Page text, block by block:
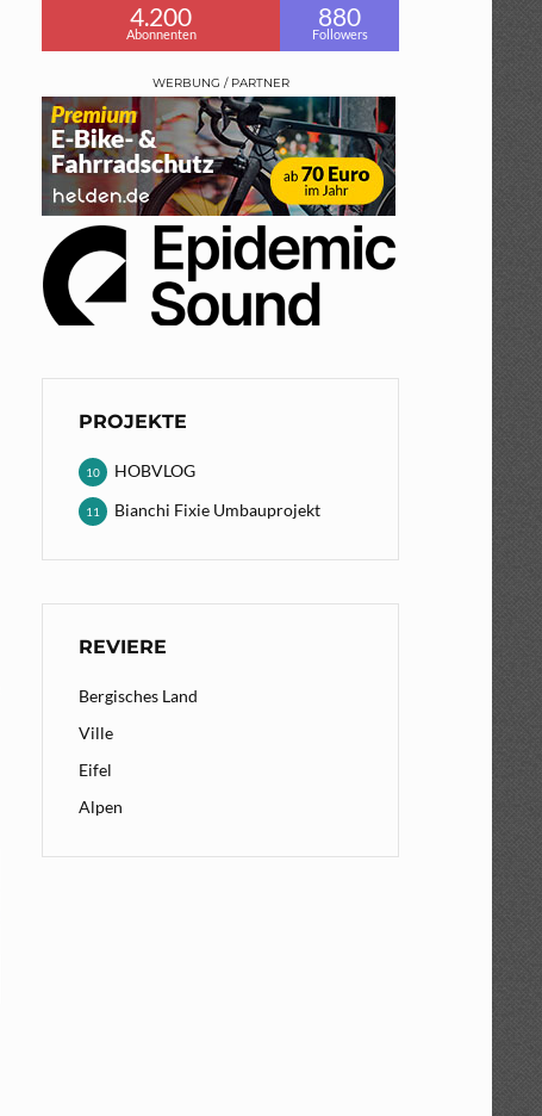
4.200
Abonnenten
880
Followers
WERBUNG / PARTNER
PROJEKTE
HOBVLOG
10
Bianchi Fixie Umbauprojekt
11
REVIERE
Bergisches Land
Ville
Eifel
Alpen